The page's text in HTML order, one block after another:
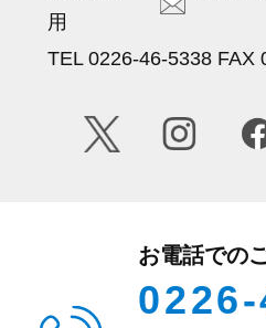
用
TEL 0226-46-5338 FAX
お電話での